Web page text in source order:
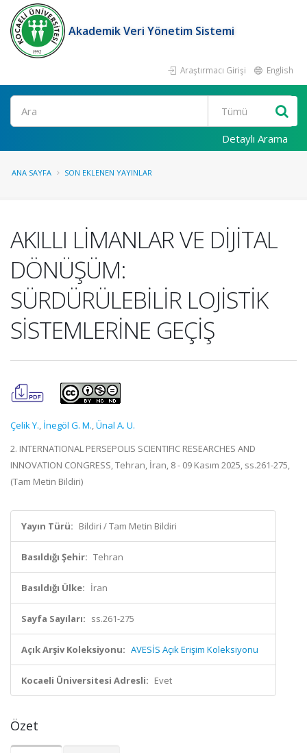
Akademik Veri Yönetim Sistemi
Araştırmacı Girişi English
Ara
Detaylı Arama
ANA SAYFA SON EKLENEN YAYINLAR
AKILLI LİMANLAR VE DİJİTAL
DÖNÜŞÜM:
SÜRDÜRÜLEBİLİR LOJİSTİK
SİSTEMLERİNE GEÇİŞ
Çelik Y., İnegöl G. M.,Ünal A. U.
2. INTERNATIONAL PERSEPOLIS SCIENTIFIC RESEARCHES AND
INNOVATION CONGRESS, Tehran, İran, 8 - 09 Kasım 2025, ss.261-275,
(Tam Metin Bildiri)
Yayın Türü: Bildiri / Tam Metin Bildiri
Basıldığı Şehir: Tehran
Basıldığı Ülke: İran
Sayfa Sayıları: ss.261-275
Açık Arşiv Koleksiyonu: AVESİS Açık Erişim Koleksiyonu
Kocaeli Üniversitesi Adresli: Evet
Özet